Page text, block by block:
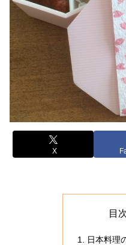
X
目
日本料理